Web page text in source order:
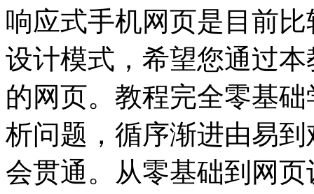
响应式手机网页是目前
设计模式，希望您通过
的网页。教程完全零基
析问题，循序渐进由易
会贯通。从零基础到网